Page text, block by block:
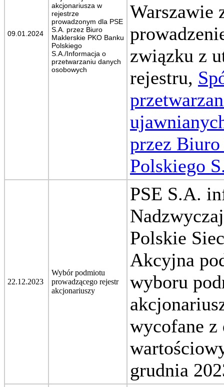
09.01.2024
akcjonariusza w
rejestrze
prowadzonym dla PSE
S.A. przez Biuro
Maklerskie PKO Banku
Polskiego
S.A./Informacja o
przetwarzaniu danych
osobowych
Warszawie
związku z
rejestru,
przez
Polskiego
22.12.2023
Wybór podmiotu
prowadzącego rejestr
akcjonariuszy
PSE S.A.
Polskie
Akcyjna
wyboru
wycofane z
grudnia